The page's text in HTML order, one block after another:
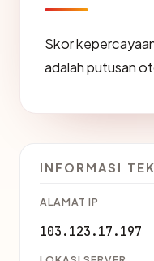
Skor
adalah putusan
INFORMASI
ALAMAT IP
103.123.17.197